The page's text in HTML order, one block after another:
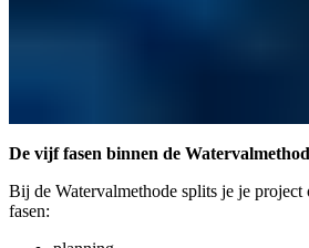
De vijf fasen binnen de
Bij de Watervalmethode splits je je
fasen: